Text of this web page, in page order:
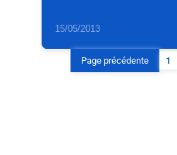
15/05/2013
Page précédente 1